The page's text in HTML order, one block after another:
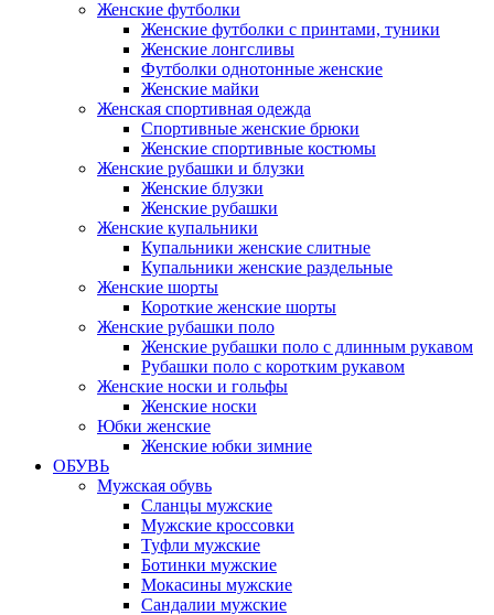
Женские футболки
Женские футболки с принтами, туники
Женские лонгсливы
Футболки однотонные женские
Женские майки
Женская спортивная одежда
Спортивные женские брюки
Женские спортивные костюмы
Женские рубашки и блузки
Женские блузки
Женские рубашки
Женские купальники
Купальники женские слитные
Купальники женские раздельные
Женские шорты
Короткие женские шорты
Женские рубашки поло
Женские рубашки поло с длинным рукавом
Рубашки поло с коротким рукавом
Женские носки и гольфы
Женские носки
Юбки женские
Женские юбки зимние
ОБУВЬ
Мужская обувь
Сланцы мужские
Мужские кроссовки
Туфли мужские
Ботинки мужские
Мокасины мужские
Сандалии мужские